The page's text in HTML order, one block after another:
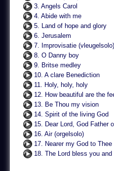
3. Angels Carol
4. Abide with me
5. Land of hope and glory
6. Jerusalem
7. Improvisatie (vleugelsolo)
8. O Danny boy
9. Britse medley
10. A clare Benediction
11. Holy, holy, holy
12. How beautiful are the
13. Be Thou my vision
14. Spirit of the living God
15. Dear Lord, God Father
16. Air (orgelsolo)
17. Nearer my God to Thee
18. The Lord bless you